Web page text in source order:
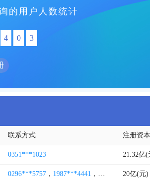
的用户人数统计
4 0 3
联系方式 注册资本
0351***1023 21.32亿(
0296***5757 ， 1987***4441 ， 400883884520亿(元)